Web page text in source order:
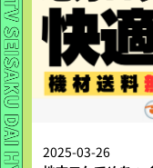
2025-03-26